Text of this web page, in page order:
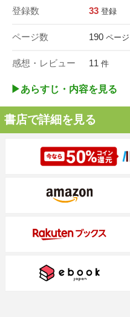
登録数 33 登録
ページ数 190 ページ
感想・レビュー 11 件
▶︎あらすじ・内容を見る
書店で詳細を見る